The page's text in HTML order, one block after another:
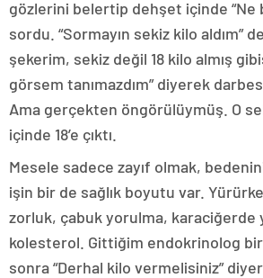
gözlerini belertip dehşet içinde “Ne
sordu. “Sormayın sekiz kilo aldım”
şekerim, sekiz değil 18 kilo almış
görsem tanımazdım” diyerek
Ama gerçekten öngörülüymüş. O
içinde 18’e çıktı.
Mesele sadece zayıf olmak,
işin bir de sağlık boyutu var.
zorluk, çabuk yorulma, karaciğerde
kolesterol. Gittiğim endokrinolog
sonra “Derhal kilo vermelisiniz”